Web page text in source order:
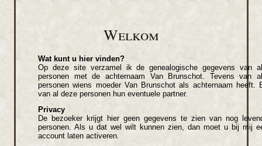
Welkom
Wat kunt u hier vinden?
Op deze site verzamel ik de genealogische gegevens van
personen met de achternaam Van Brunschot. Tevens van
personen wiens moeder Van Brunschot als achternaam heeft.
van al deze personen hun eventuele partner.
Privacy
De bezoeker krijgt hier geen gegevens te zien van nog
personen. Als u dat wel wilt kunnen zien, dan moet u bij mij
account laten activeren.